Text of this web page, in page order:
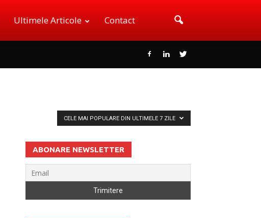
Ultimele Articole Contact
CELE MAI POPULARE DIN ULTIMELE 7 ZILE
ABONARE NEWSLETTER